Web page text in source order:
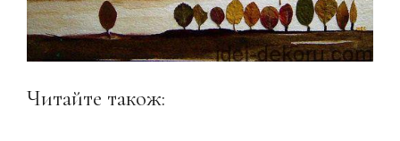
Читайте також: